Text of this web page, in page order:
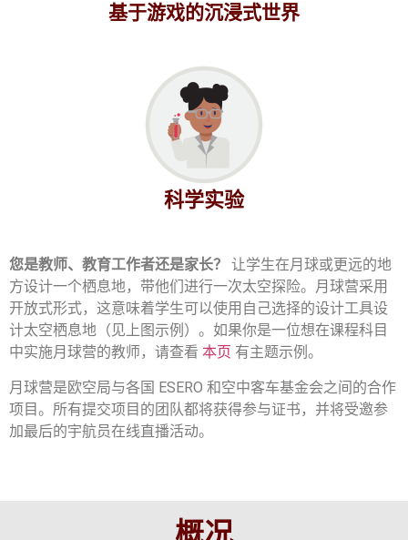
基于游戏的沉浸式世界
科学实验
您是教师、教育工作者还是家长？
让学生在月球或更远的地
方设计一个栖息地，带他们进行一次太空探险。月球营采用
开放式形式，这意味着学生可以使用自己选择的设计工具设
计太空栖息地（见上图示例）。如果你是一位想在课程科目
中实施月球营的教师，请查看 本页 有主题示例。
月球营是欧空局与各国 ESERO 和空中客车基金会之间的合作
项目。所有提交项目的团队都将获得参与证书，并将受邀参
加最后的宇航员在线直播活动。